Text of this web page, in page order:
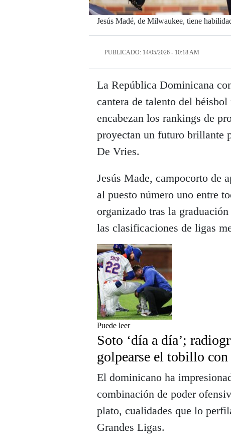
Jesús Madé, de Milwaukee, tiene
PUBLICADO: 14/05/2026 - 10:18 AM
La República Dominicana
cantera de talento del
encabezan los rankings de
proyectan un futuro brillante
De Vries.
Jesús Made, campocorto de
al puesto número uno entre
organizado tras la
las clasificaciones de ligas
Puede leer
Soto ‘día a día’;
golpearse el tobillo
El dominicano ha
combinación de poder
plato, cualidades que lo
Grandes Ligas.